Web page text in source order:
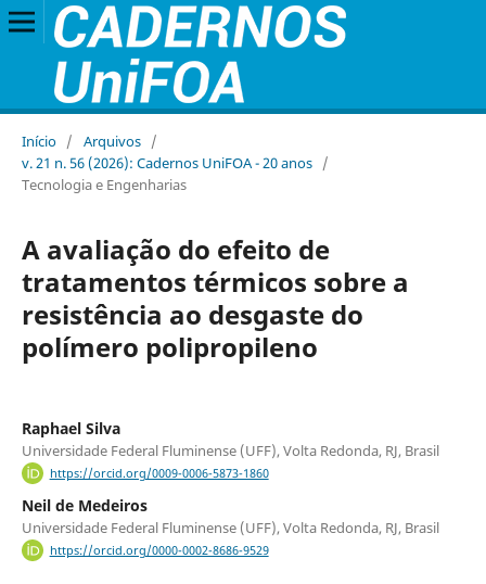
Início / Arquivos /
v. 21 n. 56 (2026): Cadernos UniFOA - 20 anos /
Tecnologia e Engenharias
A avaliação do efeito de
tratamentos térmicos sobre a
resistência ao desgaste do
polímero polipropileno
Raphael Silva
Universidade Federal Fluminense (UFF), Volta Redonda, RJ, Brasil
https://orcid.org/0009-0006-5873-1860
Neil de Medeiros
Universidade Federal Fluminense (UFF), Volta Redonda, RJ, Brasil
https://orcid.org/0000-0002-8686-9529